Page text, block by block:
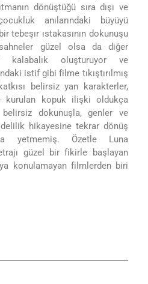
dönüştüğü sıra dışı ve
anılarındaki büyüyü
tebeşır ıstakasının dokunuşu
güzel olsa da diğer
kalabalık oluşturuyor ve
istif gibi filme tıkıştırılmış
belirsiz yan karakterler,
kurulan kopuk ilişki oldukça
dokunuşla, genler ve
delilik hikayesine tekrar dönüş
yetmemiş. Özetle
Luna
güzel bir fikirle başlayan
konulamayan filmlerden biri